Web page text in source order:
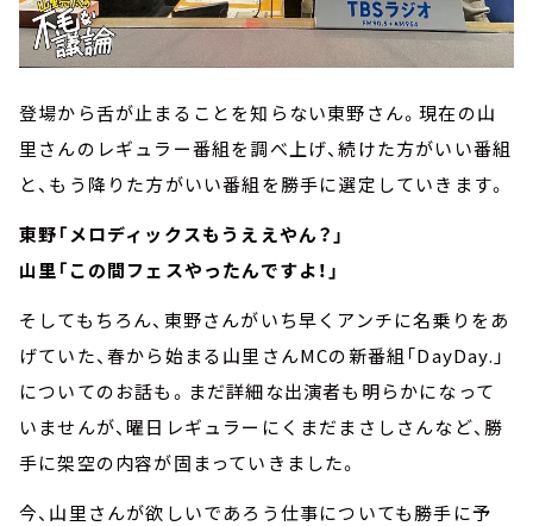
登場から舌が止まることを知らない東野さん。現在の山
里さんのレギュラー番組を調べ上げ、続けた方がいい番組
と、もう降りた方がいい番組を勝手に選定していきます。
東野「メロディックスもうええやん？」
山里「この間フェスやったんですよ！」
そしてもちろん、東野さんがいち早くアンチに名乗りをあ
げていた、春から始まる山里さんMCの新番組「DayDay.」
についてのお話も。まだ詳細な出演者も明らかになって
いませんが、曜日レギュラーにくまだまさしさんなど、勝
手に架空の内容が固まっていきました。
今、山里さんが欲しいであろう仕事についても勝手に予